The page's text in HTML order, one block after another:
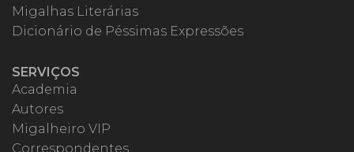
Migalhas Literárias
Dicionário de Péssimas Expressões
SERVIÇOS
Academia
Autores
Migalheiro VIP
Correspondentes